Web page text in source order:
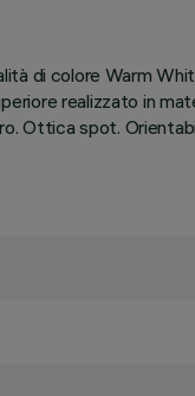
di colore Warm
realizzato in
Ottica spot.